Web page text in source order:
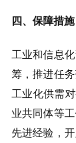
四、保障措施
工业和信息
筹，推进任
工业化供需
业共同体等
先进经验，